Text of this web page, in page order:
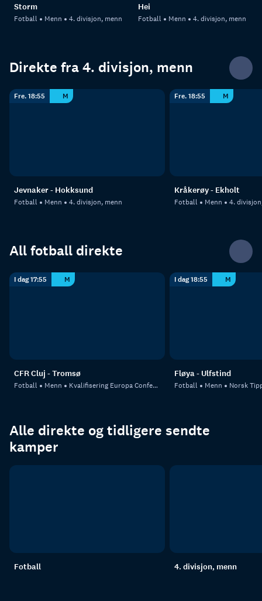
Storm
Fotball Menn 4. divisjon, menn
Hei
Fotball Menn 4. divisjon, menn
Direkte fra 4. divisjon, menn
Fre. 18:55 M
Jevnaker - Hokksund
Fotball Menn 4. divisjon, menn
Fre. 18:55 M
Kråkerøy - Ekholt
Fotball Menn 4.
All fotball direkte
I dag 17:55 M
CFR Cluj - Tromsø
Fotball Menn Kvalifisering Europa Conference League
I dag 18:55 M
Fløya - Ulfstind
Fotball Menn Norsk
Alle direkte og tidligere sendte
kamper
Fotball 4. divisjon, menn